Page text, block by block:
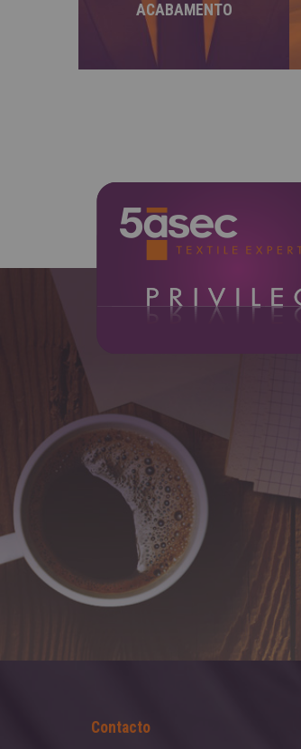
ACABAMENTO
Contacto